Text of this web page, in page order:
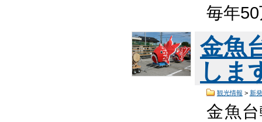
毎年
金魚
しま
観光情報 > 新
金魚